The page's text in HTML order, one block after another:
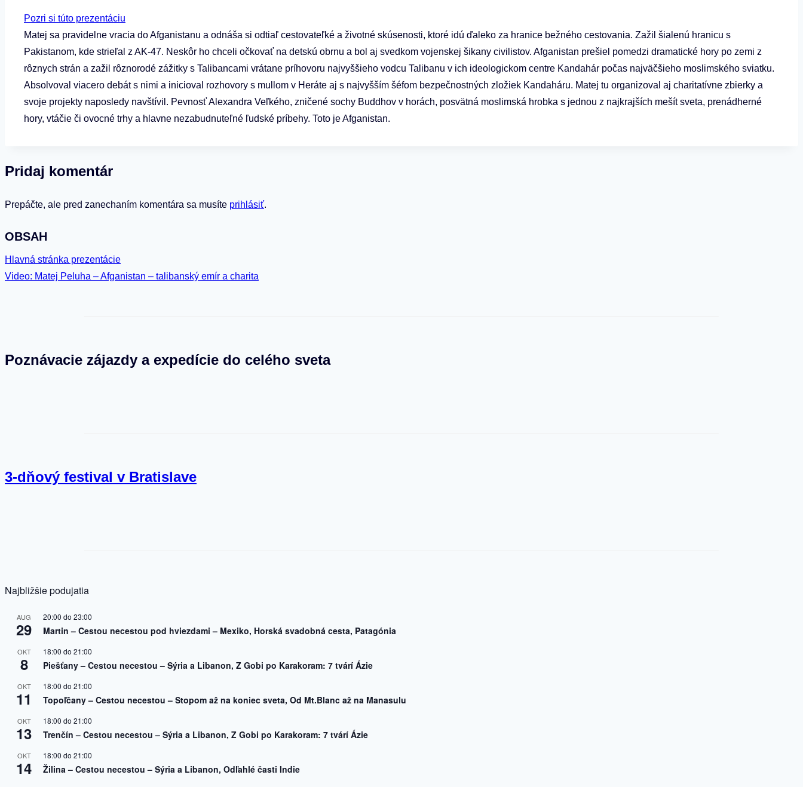
Pozri si túto prezentáciu
Matej sa pravidelne vracia do Afganistanu a odnáša si odtiaľ cestovateľké a životné skúsenosti, ktoré idú ďaleko za hranice bežného cestovania. Zažil šialenú hranicu s
Pakistanom, kde strieľal z AK-47. Neskôr ho chceli očkovať na detskú obrnu a bol aj svedkom vojenskej šikany civilistov. Afganistan prešiel pomedzi dramatické hory po zemi z
rôznych strán a zažil rôznorodé zážitky s Talibancami vrátane príhovoru najvyššieho vodcu Talibanu v ich ideologickom centre Kandahár počas najväčšieho moslimského sviatku.
Absolvoval viacero debát s nimi a inicioval rozhovory s mullom v Heráte aj s najvyšším šéfom bezpečnostných zložiek Kandaháru. Matej tu organizoval aj charitatívne zbierky a
svoje projekty naposledy navštívil. Pevnosť Alexandra Veľkého, zničené sochy Buddhov v horách, posvätná moslimská hrobka s jednou z najkrajších mešít sveta, prenádherné
hory, vtáčie či ovocné trhy a hlavne nezabudnuteľné ľudské príbehy. Toto je Afganistan.
Pridaj komentár
Prepáčte, ale pred zanechaním komentára sa musíte prihlásiť.
OBSAH
Hlavná stránka prezentácie
Video: Matej Peluha – Afganistan – talibanský emír a charita
Poznávacie zájazdy a expedície do celého sveta
3-dňový festival v Bratislave
Najbližšie podujatia
AUG
29
20:00 do 23:00
Martin – Cestou necestou pod hviezdami – Mexiko, Horská svadobná cesta, Patagónia
OKT
8
18:00 do 21:00
Piešťany – Cestou necestou – Sýria a Libanon, Z Gobi po Karakoram: 7 tvárí Ázie
OKT
11
18:00 do 21:00
Topoľčany – Cestou necestou – Stopom až na koniec sveta, Od Mt.Blanc až na Manasulu
OKT
13
18:00 do 21:00
Trenčín – Cestou necestou – Sýria a Libanon, Z Gobi po Karakoram: 7 tvárí Ázie
OKT
14
18:00 do 21:00
Žilina – Cestou necestou – Sýria a Libanon, Odľahlé časti Indie